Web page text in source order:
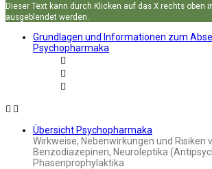
Dieser Text kann durch Klicken auf das X rechts oben
ausgeblendet werden.
Grundlagen und Informationen zum
Psychopharmaka
Übersicht Psychopharmaka
Wirkweise, Nebenwirkungen und Risiken
Benzodiazepinen, Neuroleptika
Phasenprophylaktika